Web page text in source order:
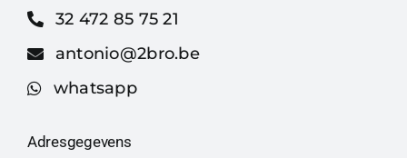
32 472 85 75 21
antonio@2bro.be
whatsapp
Adresgegevens